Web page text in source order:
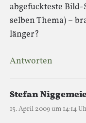
abgefuckteste
selben Thema) –
länger?
Antworten
Stefan
15. April 2009 um 14:14